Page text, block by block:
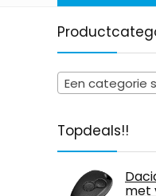
Een categorie
Topdeals!!
met